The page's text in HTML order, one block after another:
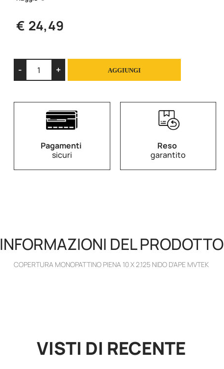
€ 24,49
AGGIUNGI
Pagamenti
sicuri
Reso
garantito
INFORMAZIONI DEL PRODOTTO
COPERTURA MONOPATTINO PIENA 10 X 2.125 NIDO D'APE MVTEK
VISTI DI RECENTE